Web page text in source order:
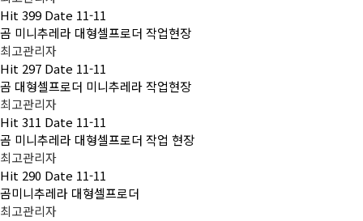
Hit 399 Date 11-11
곰 미니추레라 대형셀프로더 작업현장
최고관리자
Hit 297 Date 11-11
곰 대형셀프로더 미니추레라 작업현장
최고관리자
Hit 311 Date 11-11
곰 미니추레라 대형셀프로더 작업 현장
최고관리자
Hit 290 Date 11-11
곰미니추레라 대형셀프로더
최고관리자